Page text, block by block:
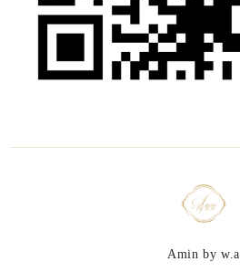
Amin by w.a